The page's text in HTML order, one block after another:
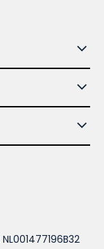
NL001477196B32